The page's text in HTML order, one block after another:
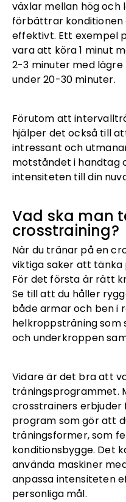
växlar mellan hög och
förbättrar
effektivt. Ett exempel
vara att köra 1 minut
2-3 minuter med
under 20-30 minuter.
Förutom att
hjälper det också till
intressant och
motståndet i handtag
intensiteten till din
Vad ska man
crosstraining?
När du tränar på en
viktiga saker att
För det första är rätt
Se till att du håller
både armar och ben i
helkroppsträning som
och underkroppen
Vidare är det bra att
träningsprogrammet.
crosstrainers
program som gör att
träningsformer, som
konditionsbygge. Det
använda maskiner
anpassa intensiteten
personliga mål.